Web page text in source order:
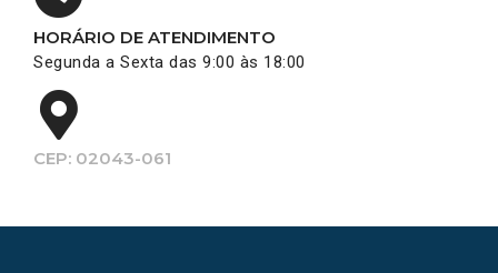
HORÁRIO DE ATENDIMENTO
Segunda a Sexta das 9:00 às 18:00
CEP: 02043-061